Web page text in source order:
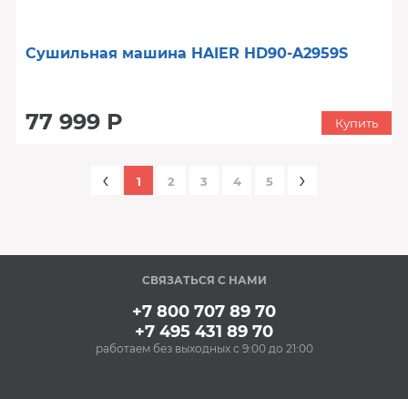
Сушильная машина HAIER HD90-A2959S
77 999 Р Купить
‹ 1 2 3 4 5 ›
СВЯЗАТЬСЯ С НАМИ
+7 800 707 89 70
+7 495 431 89 70
работаем без выходных с 9:00 до 21:00